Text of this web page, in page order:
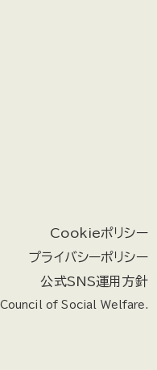
Cookieポリシー
プライバシーポリシー
公式SNS運用方針
of Social Welfare.